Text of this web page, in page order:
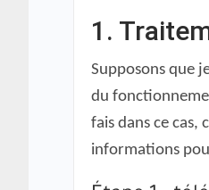
1.
Supposons que
du
fais dans ce
informations